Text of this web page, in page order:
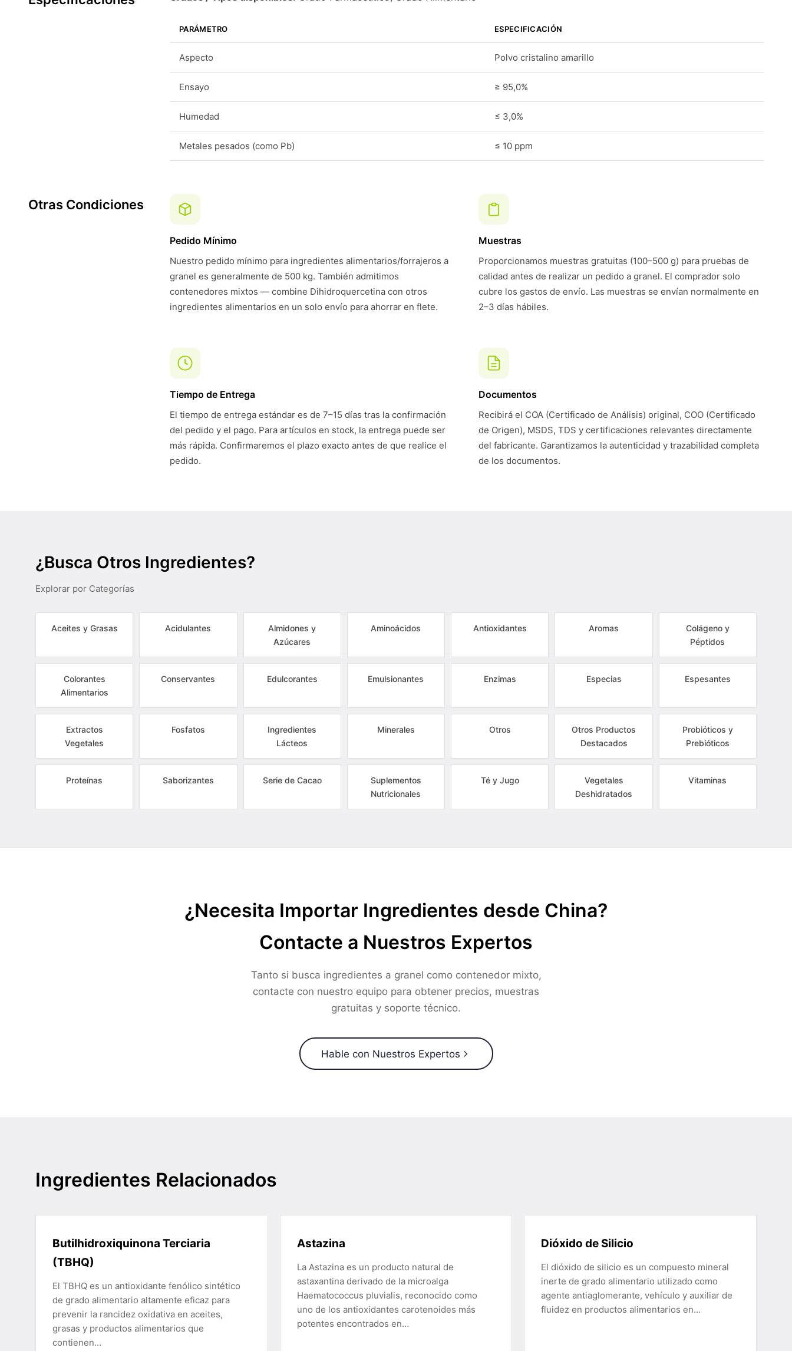
PARÁMETRO ESPECIFICACIÓN
Aspecto Polvo cristalino amarillo
Ensayo ≥ 95,0%
Humedad ≤ 3,0%
Metales pesados (como Pb) ≤ 10 ppm
Otras Condiciones
Pedido Mínimo
Nuestro pedido mínimo para ingredientes alimentarios/forrajeros a
granel es generalmente de 500 kg. También admitimos
contenedores mixtos — combine Dihidroquercetina con otros
ingredientes alimentarios en un solo envío para ahorrar en flete.
Muestras
Proporcionamos muestras gratuitas (100–500 g) para pruebas de
calidad antes de realizar un pedido a granel. El comprador solo
cubre los gastos de envío. Las muestras se envían normalmente en
2–3 días hábiles.
Tiempo de Entrega
El tiempo de entrega estándar es de 7–15 días tras la confirmación
del pedido y el pago. Para artículos en stock, la entrega puede ser
más rápida. Confirmaremos el plazo exacto antes de que realice el
pedido.
Documentos
Recibirá el COA (Certificado de Análisis) original, COO (Certificado
de Origen), MSDS, TDS y certificaciones relevantes directamente
del fabricante. Garantizamos la autenticidad y trazabilidad completa
de los documentos.
¿Busca Otros Ingredientes?
Explorar por Categorías
Aceites y Grasas Acidulantes
Almidones y
Azúcares
Aminoácidos Antioxidantes Aromas
Colágeno y
Péptidos
Colorantes
Alimentarios
Conservantes Edulcorantes Emulsionantes Enzimas Especias Espesantes
Extractos
Vegetales
Fosfatos
Ingredientes
Lácteos
Minerales Otros
Otros Productos
Destacados
Probióticos y
Prebióticos
Proteínas Saborizantes Serie de Cacao
Suplementos
Nutricionales
Té y Jugo
Vegetales
Deshidratados
Vitaminas
¿Necesita Importar Ingredientes desde China?
Contacte a Nuestros Expertos
Tanto si busca ingredientes a granel como contenedor mixto,
contacte con nuestro equipo para obtener precios, muestras
gratuitas y soporte técnico.
Hable con Nuestros Expertos
Ingredientes Relacionados
Butilhidroxiquinona Terciaria
(TBHQ)
El TBHQ es un antioxidante fenólico sintético
de grado alimentario altamente eficaz para
prevenir la rancidez oxidativa en aceites,
grasas y productos alimentarios que
contienen…
Astazina
La Astazina es un producto natural de
astaxantina derivado de la microalga
Haematococcus pluvialis, reconocido como
uno de los antioxidantes carotenoides más
potentes encontrados en…
Dióxido de Silicio
El dióxido de silicio es un compuesto mineral
inerte de grado alimentario utilizado como
agente antiaglomerante, vehículo y auxiliar de
fluidez en productos alimentarios en…